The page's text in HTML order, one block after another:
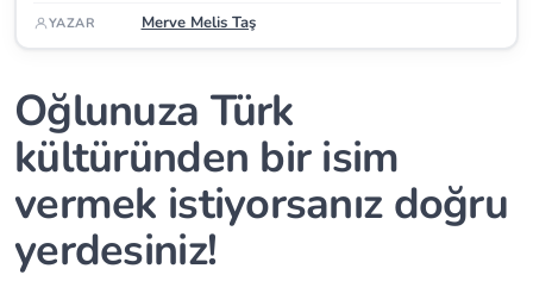
YAZAR Merve Melis Taş
Oğlunuza Türk
kültüründen bir isim
vermek istiyorsanız doğru
yerdesiniz!